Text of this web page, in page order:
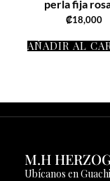
perla fija
₡18,000
AÑADIR AL
M.H
Ubícanos en